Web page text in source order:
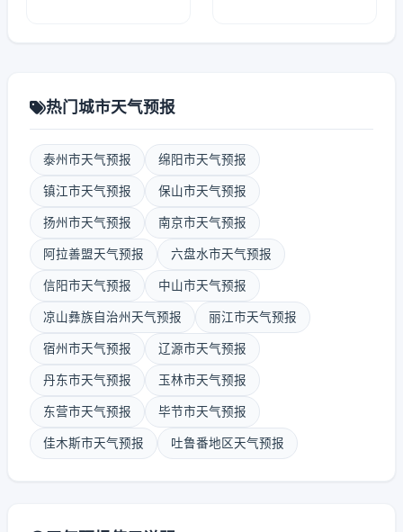
热门城市天气预报
泰州市天气预报 绵阳市天气预报
镇江市天气预报 保山市天气预报
扬州市天气预报 南京市天气预报
阿拉善盟天气预报 六盘水市天气预报
信阳市天气预报 中山市天气预报
凉山彝族自治州天气预报 丽江市天气预报
宿州市天气预报 辽源市天气预报
丹东市天气预报 玉林市天气预报
东营市天气预报 毕节市天气预报
佳木斯市天气预报 吐鲁番地区天气预报